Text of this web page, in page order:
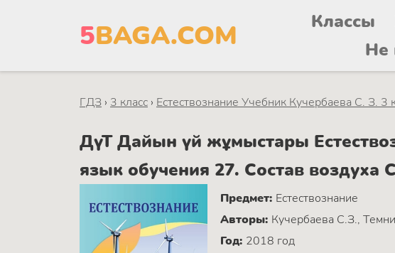
5BAGA.COM Классы
Не
ГДЗ › 3 класс › Естествознание Учебник Кучербаева C. З. 3
ДүТ Дайын үй жұмыстары
язык обучения 27. Состав воздуха
Предмет: Естествознание
Авторы: Кучербаева C.З.,
Год: 2018 год